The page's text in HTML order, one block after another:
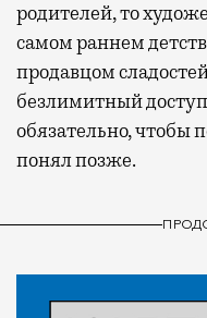
родителей, то
самом раннем
продавцом
безлимитный
обязательно, чтобы
понял позже.